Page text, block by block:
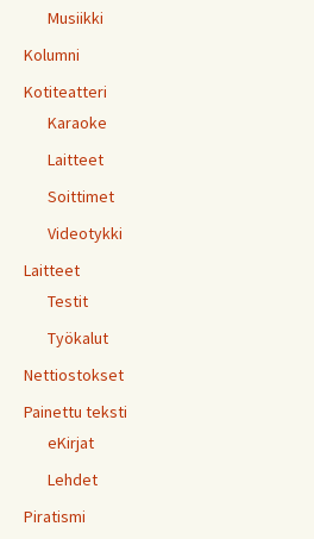
Musiikki
Kolumni
Kotiteatteri
Karaoke
Laitteet
Soittimet
Videotykki
Laitteet
Testit
Työkalut
Nettiostokset
Painettu teksti
eKirjat
Lehdet
Piratismi